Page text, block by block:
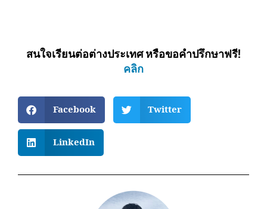
สนใจเรียนต่อต่างประเทศ หรือขอคำปรึกษาฟรี!
คลิก
Facebook Twitter
LinkedIn